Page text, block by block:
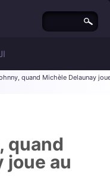
quand Michèle Delaunay
quand
joue au